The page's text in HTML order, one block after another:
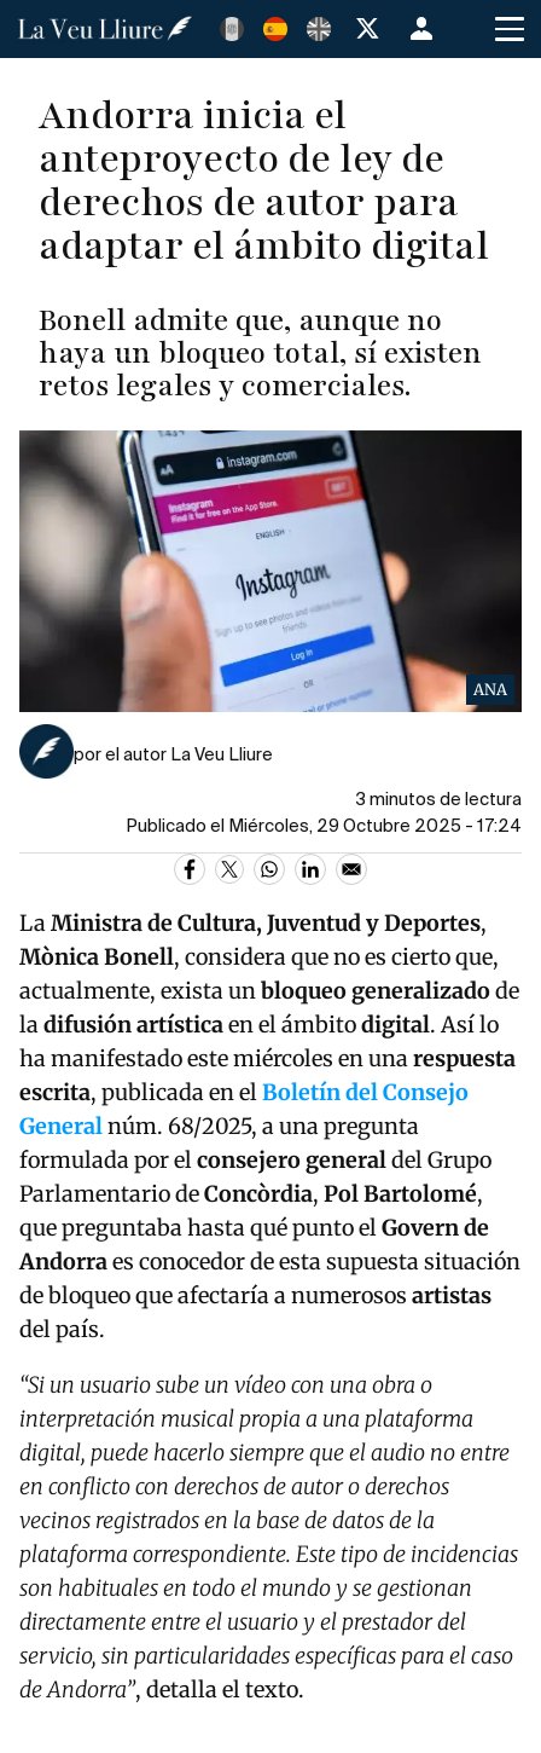
Pasar
principal
Menú
de
usuario
Andorra inicia el
anteproyecto de ley de
derechos de autor para
adaptar el ámbito digital
Bonell admite que, aunque no
haya un bloqueo total, sí existen
retos legales y comerciales.
ANA
por el autor La Veu Lliure
3 minutos de lectura
Publicado el Miércoles, 29 Octubre 2025 - 17:24
LaMinistra de Cultura, Juventud y Deportes,
Mònica Bonell, considera que no es cierto que,
actualmente, exista unbloqueo generalizadode
ladifusión artísticaen el ámbitodigital. Así lo
ha manifestado este miércoles en unarespuesta
escrita, publicada en elBoletín del Consejo
Generalnúm. 68/2025, a una pregunta
formulada por elconsejero generaldel Grupo
Parlamentario deConcòrdia, Pol Bartolomé,
que preguntaba hasta qué punto elGovern de
Andorraes conocedor de esta supuesta situación
de bloqueo que afectaría a numerosos artistas
del país.
“Si un usuario sube un vídeo con una obra o
interpretación musical propia a una plataforma
digital, puede hacerlo siempre que el audio no entre
en conflicto con derechos de autor o derechos
vecinos registrados en la base de datos de la
plataforma correspondiente. Este tipo de incidencias
son habituales en todo el mundo y se gestionan
directamente entre el usuario y el prestador del
servicio, sin particularidades específicas para el caso
de Andorra”, detalla el texto.